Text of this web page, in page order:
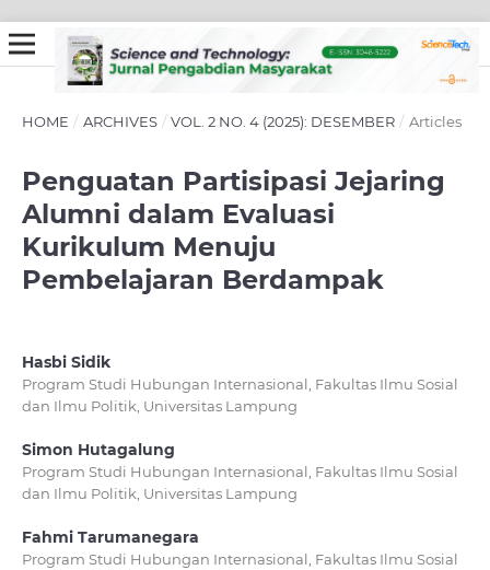
HOME / ARCHIVES / VOL. 2 NO. 4 (2025): DESEMBER / Articles
Penguatan Partisipasi Jejaring
Alumni dalam Evaluasi
Kurikulum Menuju
Pembelajaran Berdampak
Hasbi Sidik
Program Studi Hubungan Internasional, Fakultas Ilmu Sosial
dan Ilmu Politik, Universitas Lampung
Simon Hutagalung
Program Studi Hubungan Internasional, Fakultas Ilmu Sosial
dan Ilmu Politik, Universitas Lampung
Fahmi Tarumanegara
Program Studi Hubungan Internasional, Fakultas Ilmu Sosial